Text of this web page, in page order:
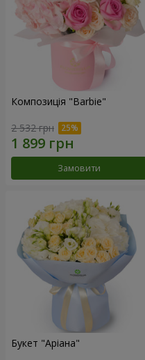
Композиція "Barbie"
2 532 грн
Замовити
Букет "Аріана"